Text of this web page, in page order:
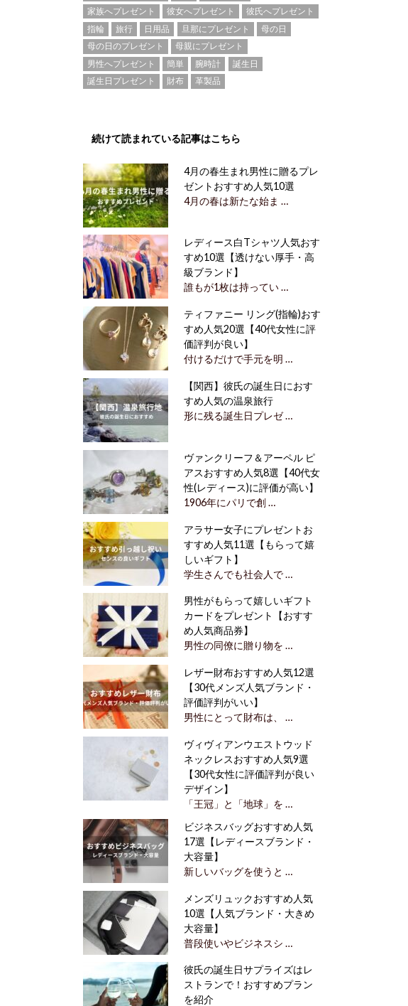
家族へプレゼント
彼女へプレゼント
彼氏へプレゼント
指輪
旅行 日用品 旦那にプレゼント
母の日
母の日のプレゼント
母親にプレゼント
男性へプレゼント
簡単 腕時計
誕生日
誕生日プレゼント
財布 革製品
続けて読まれている記事はこちら
4月の春生まれ男性に贈るプレ
ゼントおすすめ人気10選
4月の春は新たな始ま …
レディース白Tシャツ人気おす
すめ10選【透けない厚手・高
級ブランド】
誰もが1枚は持ってい …
ティファニー リング(指輪)おす
すめ人気20選【40代女性に評
価評判が良い】
付けるだけで手元を明 …
【関西】彼氏の誕生日におす
すめ人気の温泉旅行
形に残る誕生日プレゼ …
ヴァンクリーフ＆アーペル ピ
アスおすすめ人気8選【40代女
性(レディース)に評価が高い】
1906年にパリで創 …
アラサー女子にプレゼントお
すすめ人気11選【もらって嬉
しいギフト】
学生さんでも社会人で …
男性がもらって嬉しいギフト
カードをプレゼント【おすす
め人気商品券】
男性の同僚に贈り物を …
レザー財布おすすめ人気12選
【30代メンズ人気ブランド・
評価評判がいい】
男性にとって財布は、 …
ヴィヴィアンウエストウッド
ネックレスおすすめ人気9選
【30代女性に評価評判が良い
デザイン】
「王冠」と「地球」を …
ビジネスバッグおすすめ人気
17選【レディースブランド・
大容量】
新しいバッグを使うと …
メンズリュックおすすめ人気
10選【人気ブランド・大きめ
大容量】
普段使いやビジネスシ …
彼氏の誕生日サプライズはレ
ストランで！おすすめプラン
を紹介